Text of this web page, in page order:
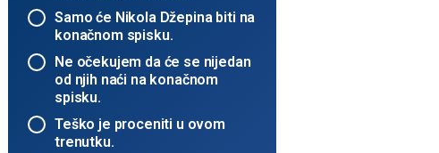
Samo će Nikola Džepina biti na
konačnom spisku.
Ne očekujem da će se nijedan
od njih naći na konačnom
spisku.
Teško je proceniti u ovom
trenutku.